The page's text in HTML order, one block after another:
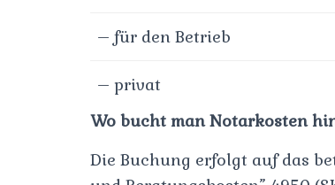
– für den Betrieb
– privat
Wo bucht man Notarkosten
Die Buchung erfolgt auf das